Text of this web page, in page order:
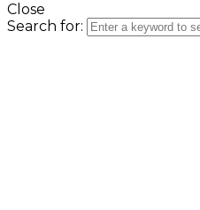
Close
Search for: